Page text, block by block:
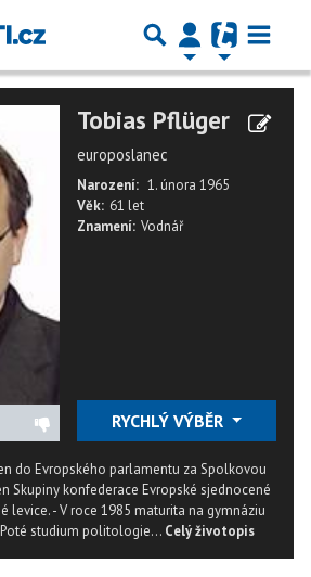
Tobias Pflüger
europoslanec
Narození: 1. února 1965
Věk: 61 let
Znamení: Vodnář
RYCHLÝ VÝBĚR
do Evropského parlamentu za Spolkovou
Skupiny konfederace Evropské sjednocené
levice. - V roce 1985 maturita na gymnáziu
studium politologie... Celý životopis